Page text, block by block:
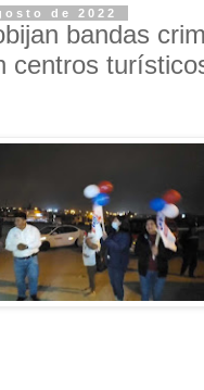
de 2022
bandas
centros